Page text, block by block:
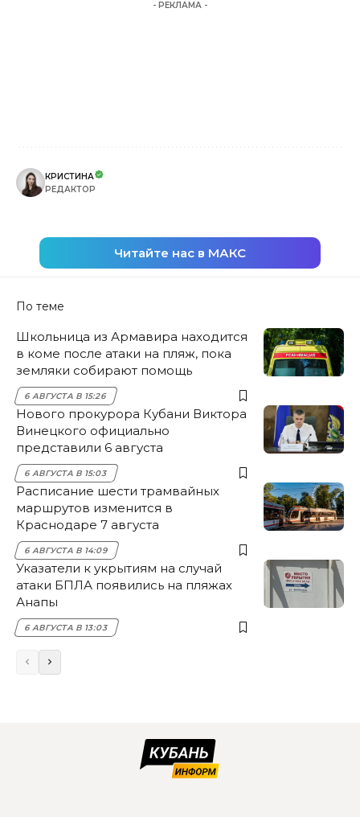
- РЕКЛАМА -
КРИСТИНА
РЕДАКТОР
Читайте нас в МАКС
По теме
Школьница из Армавира находится
в коме после атаки на пляж, пока
земляки собирают помощь
6 АВГУСТА В 15:26
Нового прокурора Кубани Виктора
Винецкого официально
представили 6 августа
6 АВГУСТА В 15:03
Расписание шести трамвайных
маршрутов изменится в
Краснодаре 7 августа
6 АВГУСТА В 14:09
Указатели к укрытиям на случай
атаки БПЛА появились на пляжах
Анапы
6 АВГУСТА В 13:03